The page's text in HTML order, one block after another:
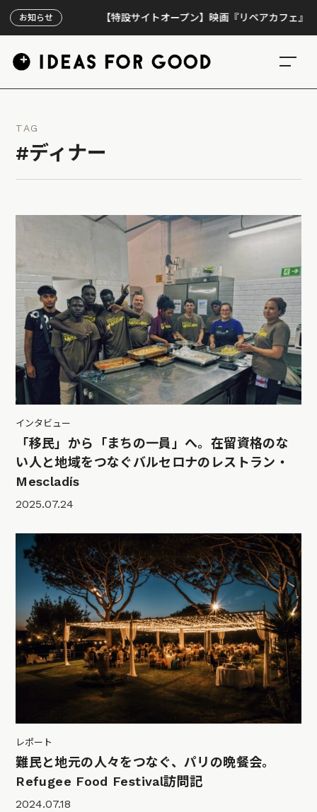
お知らせ 【特設サイトオープン】映画『リペアカフェ』、上映
TAG
#ディナー
インタビュー
「移民」から「まちの一員」へ。在留資格のな
い人と地域をつなぐバルセロナのレストラン・
Mescladís
2025.07.24
レポート
難民と地元の人々をつなぐ、パリの晩餐会。
Refugee Food Festival訪問記
2024.07.18